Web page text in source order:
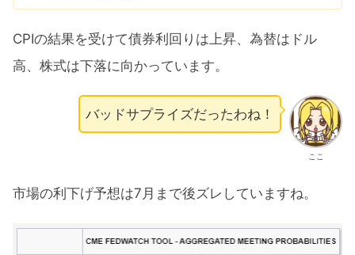
CPIの結果を受けて債券利回りは上昇、為替はドル
高、株式は下落に向かっています。
ここ
バッドサプライズだったわね！
市場の利下げ予想は7月まで後ズレしていますね。